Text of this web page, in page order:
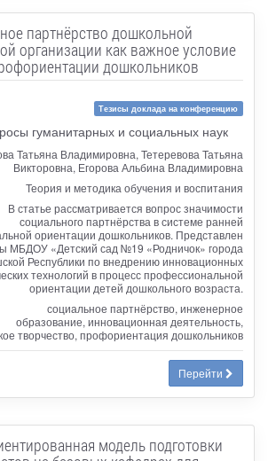
партнёрство дошкольной
организации как важное условие
дошкольников
Тезисы доклада на конференцию
гуманитарных и социальных наук
Татьяна Владимировна, Тетеревова Татьяна
Викторовна, Егорова Альбина Владимировна
Теория и методика обучения и воспитания
В статье рассматривается вопрос значимости
социального партнёрства в системе ранней
ориентации дошкольников. Представлен
МБДОУ «Детский сад №19 «Родничок» города
Республики по внедрению инновационных
технологий в процесс профессиональной
ориентации детей дошкольного возраста.
социальное партнёрство, инженерное
образование, инновационная деятельность,
творчество, профориентация дошкольников
Перейти
модель подготовки